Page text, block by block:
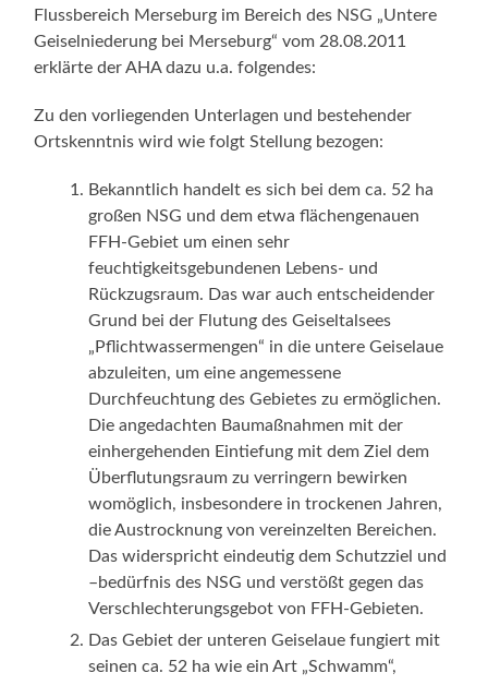
Flussbereich Merseburg im Bereich des NSG „Untere
Geiselniederung bei Merseburg“ vom 28.08.2011
erklärte der AHA dazu u.a. folgendes:
Zu den vorliegenden Unterlagen und bestehender
Ortskenntnis wird wie folgt Stellung bezogen:
Bekanntlich handelt es sich bei dem ca. 52 ha
großen NSG und dem etwa flächengenauen
FFH-Gebiet um einen sehr
feuchtigkeitsgebundenen Lebens- und
Rückzugsraum. Das war auch entscheidender
Grund bei der Flutung des Geiseltalsees
„Pflichtwassermengen“ in die untere Geiselaue
abzuleiten, um eine angemessene
Durchfeuchtung des Gebietes zu ermöglichen.
Die angedachten Baumaßnahmen mit der
einhergehenden Eintiefung mit dem Ziel dem
Überflutungsraum zu verringern bewirken
womöglich, insbesondere in trockenen Jahren,
die Austrocknung von vereinzelten Bereichen.
Das widerspricht eindeutig dem Schutzziel und
–bedürfnis des NSG und verstößt gegen das
Verschlechterungsgebot von FFH-Gebieten.
Das Gebiet der unteren Geiselaue fungiert mit
seinen ca. 52 ha wie ein Art „Schwamm“,